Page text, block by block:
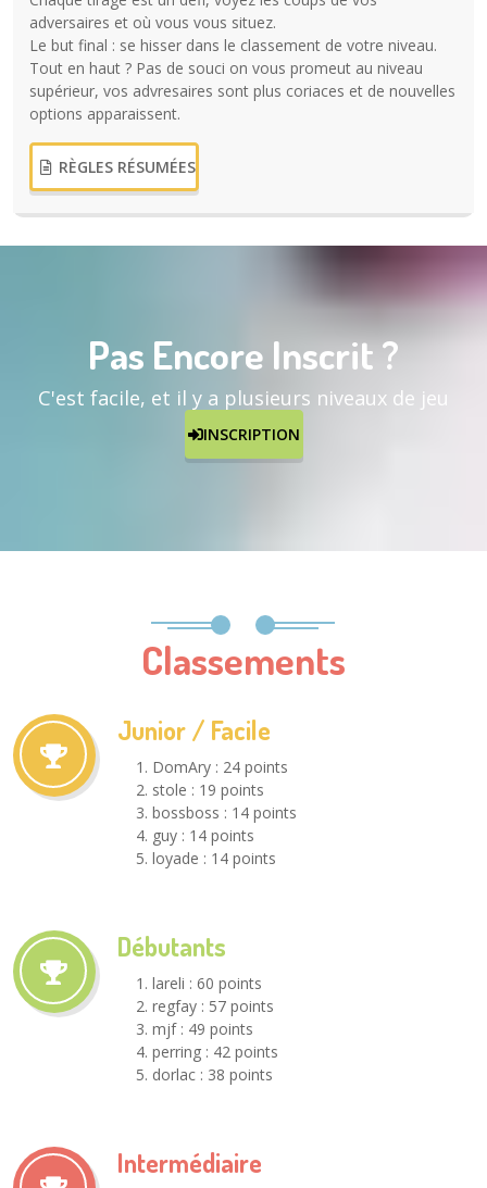
adversaires et où vous vous situez.
Le but final : se hisser dans le classement de votre niveau.
Tout en haut ? Pas de souci on vous promeut au niveau
supérieur, vos advresaires sont plus coriaces et de nouvelles
options apparaissent.
RÈGLES RÉSUMÉES
Pas Encore Inscrit ?
C'est facile, et il y a plusieurs niveaux de jeu
INSCRIPTION
Classements
Junior / Facile
DomAry : 24 points
stole : 19 points
bossboss : 14 points
guy : 14 points
loyade : 14 points
Débutants
lareli : 60 points
regfay : 57 points
mjf : 49 points
perring : 42 points
dorlac : 38 points
Intermédiaire